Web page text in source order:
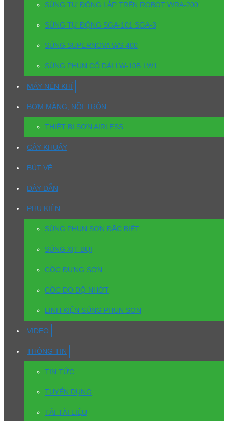
SÚNG TỰ ĐỘNG LẮP TRÊN ROBOT WRA-200
SÚNG TỰ ĐỘNG SGA-101 SGA-3
SÚNG SUPERNOVA WS-400
SÚNG PHUN CỔ DÀI LW-10B LW1
MÁY NÉN KHÍ
BƠM MÀNG, NỒI TRỘN
THIẾT BỊ SƠN AIRLESS
CÂY KHUẤY
BÚT VẼ
DÂY DẪN
PHỤ KIỆN
SÚNG PHUN SƠN ĐẶC BIỆT
SÚNG XỊT BỤI
CỐC ĐỰNG SƠN
CỐC ĐO ĐỘ NHỚT
LINH KIỆN SÚNG PHUN SƠN
VIDEO
THÔNG TIN
TIN TỨC
TUYỂN DỤNG
TẢI TÀI LIỆU